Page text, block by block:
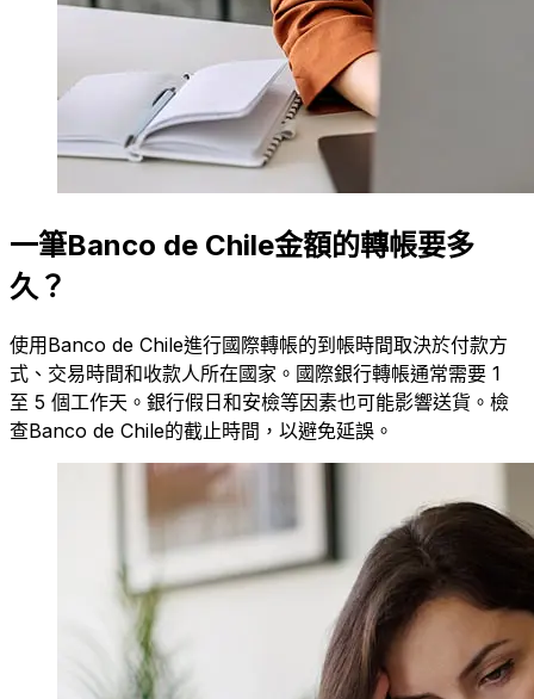
一筆Banco de Chile金額的轉帳要多
久？
使用Banco de Chile進行國際轉帳的到帳時間取決於付款方
式、交易時間和收款人所在國家。國際銀行轉帳通常需要 1
至 5 個工作天。銀行假日和安檢等因素也可能影響送貨。檢
查Banco de Chile的截止時間，以避免延誤。